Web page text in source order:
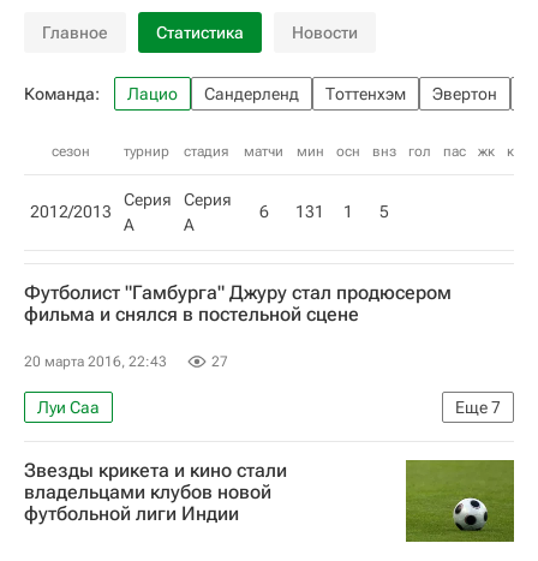
Главное Статистика Новости
Команда: Лацио Сандерленд Тоттенхэм Эвертон
сезон турнир стадия матчи мин осн внз гол пас жк кк
2012/2013
Серия
А
Серия
А
6 131 1 5
Футболист "Гамбурга" Джуру стал продюсером
фильма и снялся в постельной сцене
20 марта 2016, 22:43 27
Еще7
Луи Саа
Светская жизнь - Новости - Sport Stories
Новости - Sport Stories
Бундеслига
Гамбург
Арсенал (Лондон)
Звезды крикета и кино стали
владельцами клубов новой
футбольной лиги Индии